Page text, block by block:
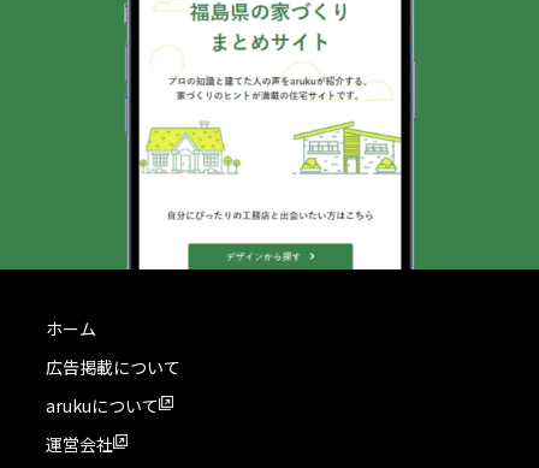
ホーム
広告掲載について
arukuについて
運営会社